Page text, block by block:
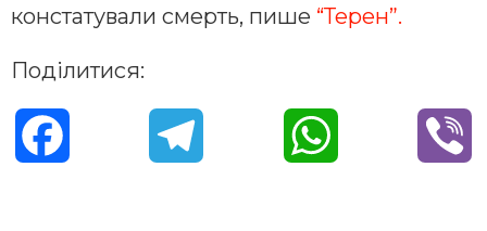
констатували смерть, пише “Терен”.
Поділитися: